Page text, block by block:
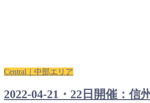
Central｜中部エリア
2022-04-21・22日開催：信